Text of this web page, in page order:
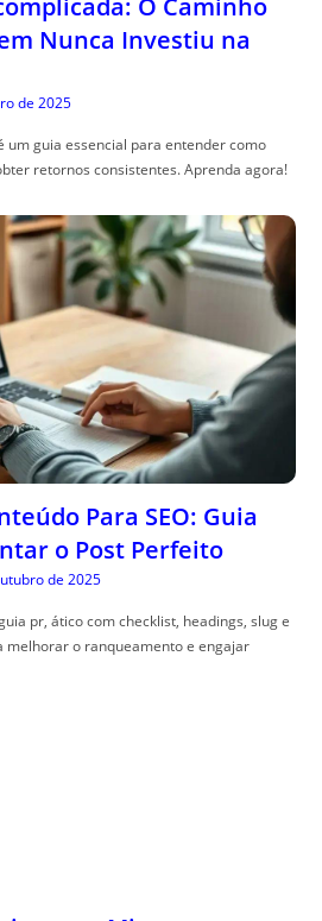
Nunca Investiu na
de 2025
um guia essencial para entender como
retornos consistentes. Aprenda agora!
Para SEO: Guia
o Post Perfeito
de 2025
pr, ático com checklist, headings, slug e
melhorar o ranqueamento e engajar